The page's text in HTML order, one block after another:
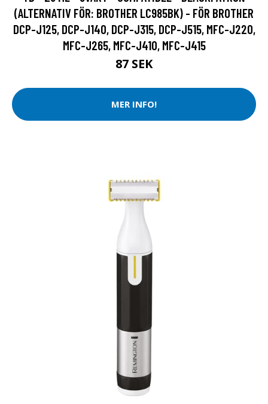
(ALTERNATIV FÖR: BROTHER LC985BK) - FÖR BROTHER
DCP-J125, DCP-J140, DCP-J315, DCP-J515, MFC-J220,
MFC-J265, MFC-J410, MFC-J415
87 SEK
MER INFO!